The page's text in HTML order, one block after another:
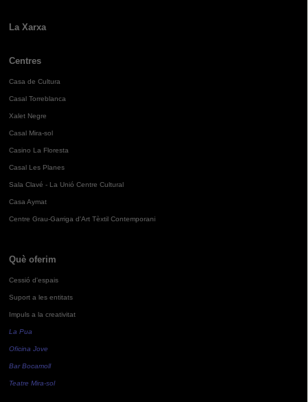
La Xarxa
Centres
Casa de Cultura
Casal Torreblanca
Xalet Negre
Casal Mira-sol
Casino La Floresta
Casal Les Planes
Sala Clavé - La Unió Centre Cultural
Casa Aymat
Centre Grau-Garriga d'Art Tèxtil Contemporani
Què oferim
Cessió d'espais
Suport a les entitats
Impuls a la creativitat
La Pua
Oficina Jove
Bar Bocamoll
Teatre Mira-sol